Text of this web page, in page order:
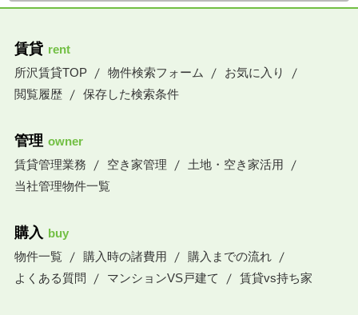
賃貸 rent
所沢賃貸TOP
物件検索フォーム
お気に入り
閲覧履歴
保存した検索条件
管理 owner
賃貸管理業務
空き家管理
土地・空き家活用
当社管理物件一覧
購入 buy
物件一覧
購入時の諸費用
購入までの流れ
よくある質問
マンションVS戸建て 賃貸vs持ち家